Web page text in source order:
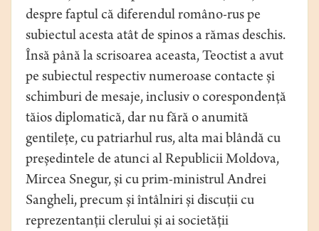
despre faptul că diferendul româno-rus pe
subiectul acesta atât de spinos a rămas deschis.
Însă până la scrisoarea aceasta, Teoctist a avut
pe subiectul respectiv numeroase contacte și
schimburi de mesaje, inclusiv o corespondență
tăios diplomatică, dar nu fără o anumită
gentilețe, cu patriarhul rus, alta mai blândă cu
președintele de atunci al Republicii Moldova,
Mircea Snegur, și cu prim-ministrul Andrei
Sangheli, precum și întâlniri și discuții cu
reprezentanții clerului și ai societății